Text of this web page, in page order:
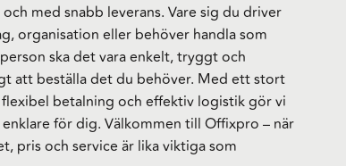
med snabb leverans. Vare sig du driver
organisation eller behöver handla som
ska det vara enkelt, tryggt och
att beställa det du behöver. Med ett stort
flexibel betalning och effektiv logistik gör vi
för dig. Välkommen till Offixpro – när
pris och service är lika viktiga som